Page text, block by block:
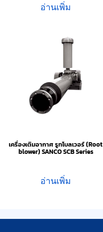
อ่านเพิ่ม
เครื่องเติมอากาศ รูทโบลเวอร์ (Root
blower) SANCO SCB Series
อ่านเพิ่ม